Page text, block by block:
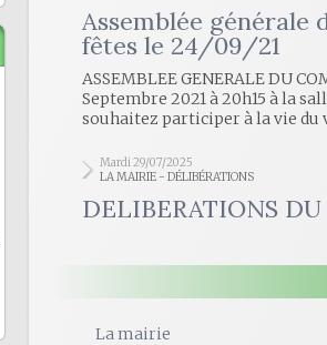
Assemblée générale
fêtes le 24/09/21
ASSEMBLEE GENERALE DU
Septembre 2021 à 20h15 à la
souhaitez participer à la vie du
Mardi 29/07/2025
LA MAIRIE - DÉLIBÉRATIONS
DELIBERATIONS
La mairie